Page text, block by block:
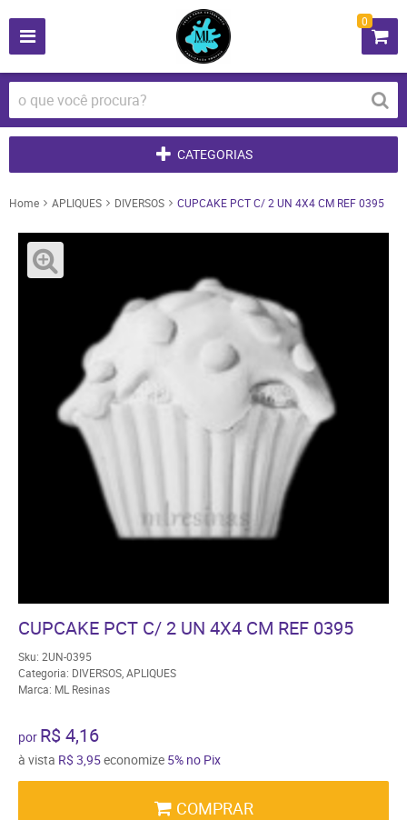
0
CATEGORIAS
Home APLIQUES DIVERSOS CUPCAKE PCT C/ 2 UN 4X4 CM REF 0395
CUPCAKE PCT C/ 2 UN 4X4 CM REF 0395
Sku: 2UN-0395
Categoria: DIVERSOS APLIQUES
Marca: ML Resinas
por R$ 4,16
à vista R$ 3,95economize 5% no Pix
COMPRAR